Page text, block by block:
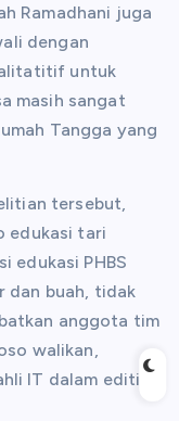
Ramadhani juga
dengan
untuk
masih sangat
Tangga yang
tersebut,
edukasi tari
edukasi PHBS
dan buah, tidak
anggota tim
walikan,
IT dalam editing